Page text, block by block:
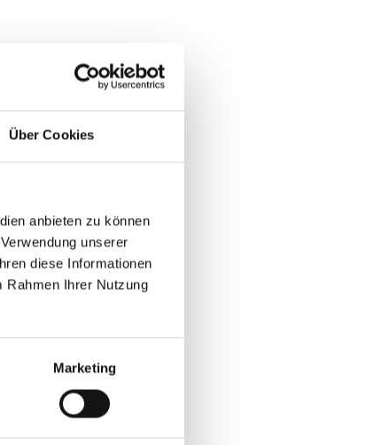
Über Cookies
anbieten zu können
unserer
diese Informationen
Rahmen Ihrer Nutzung
Marketing
Weg, in dem
9:00 bis 12:00